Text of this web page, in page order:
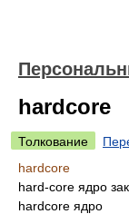
hardcore
Толкование
hardcore
hard-core ядро
hardcore ядро